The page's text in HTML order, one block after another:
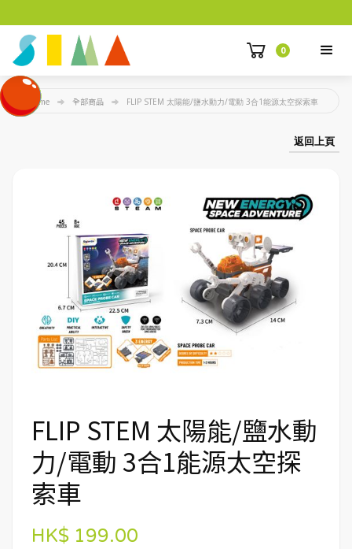
0
Home 全部商品 FLIP STEM 太陽能/鹽水動力/電動 3合1能源太空探索車
返回上頁
FLIP STEM 太陽能/鹽水動
力/電動 3合1能源太空探
索車
HK$ 199.00